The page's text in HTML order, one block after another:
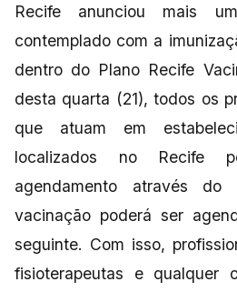
Recife anunciou mais
contemplado com a
dentro do Plano Recife
desta quarta (21), todos os
que atuam em
localizados no Recife
agendamento através
vacinação poderá ser
seguinte. Com isso,
fisioterapeutas e qualquer